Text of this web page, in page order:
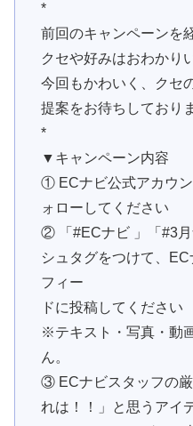
*
前回のキャンペーンを
クセや好みはおわかり
今回もかわいく、クセ
提案をお待ちしており
*
▼キャンペーン内容
① ECナビ公式アカウ
ォローしてください
② 「#ECナビ 」「#3
シュタグをつけて、
フィー
ドに投稿してください
※テキスト・写真・動
ん。
③ ECナビスタッフの
れは！！」と思うアイ